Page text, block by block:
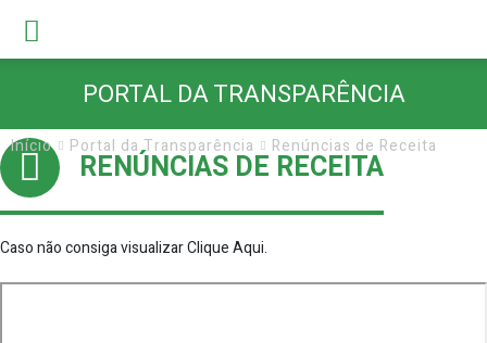
PORTAL DA TRANSPARÊNCIA
Início Portal da Transparência Renúncias de Receita
RENÚNCIAS DE RECEITA
Caso não consiga visualizarClique Aqui.